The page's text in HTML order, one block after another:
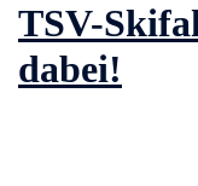
TSV-
dabei!